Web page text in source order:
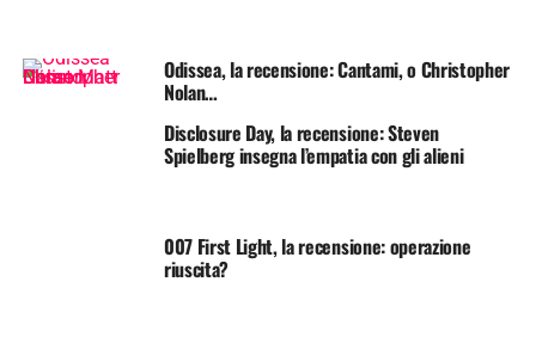
Odissea, la recensione: Cantami, o Christopher
Nolan…
Disclosure Day, la recensione: Steven
Spielberg insegna l’empatia con gli alieni
007 First Light, la recensione: operazione
riuscita?